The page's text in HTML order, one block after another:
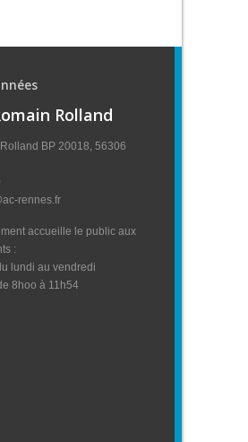
Rolland
BP 20018, 56306
rennes.fr
accueille le public aux
:
lundi au vendredi
8hoo à 11h54